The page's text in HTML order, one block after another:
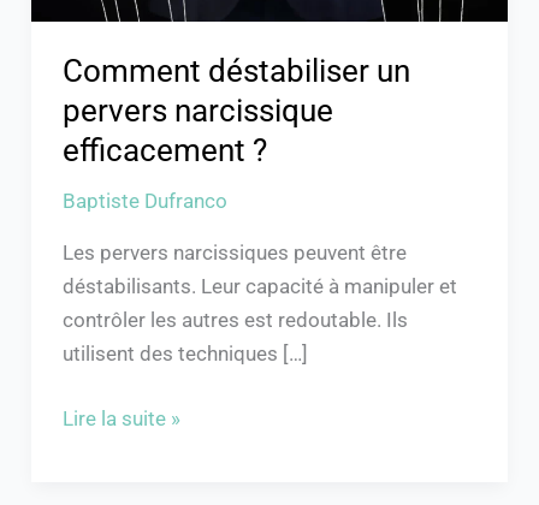
Comment déstabiliser un
pervers narcissique
efficacement ?
Baptiste Dufranco
Les pervers narcissiques peuvent être
déstabilisants. Leur capacité à manipuler et
contrôler les autres est redoutable. Ils
utilisent des techniques […]
Lire la suite »